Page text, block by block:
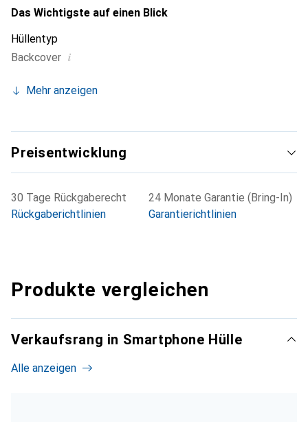
Das Wichtigste auf einen Blick
Hüllentyp
Backcover i
Mehr anzeigen
Preisentwicklung
30 Tage Rückgaberecht
Rückgaberichtlinien
24 Monate Garantie (Bring-In)
Garantierichtlinien
Produkte vergleichen
Verkaufsrang in Smartphone Hülle
Alle anzeigen